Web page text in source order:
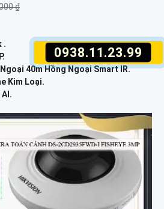
0938.11.23.99
₫
.
IP.
40m Hồng Ngoại Smart IR.
Kim Loại.